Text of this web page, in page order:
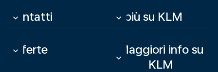
Contatti
keyboard_arrow_down Di più su KLM
keyboard_arrow_down
Offerte
keyboard_arrow_down
Maggiori info su
KLM
keyboard_arrow_down